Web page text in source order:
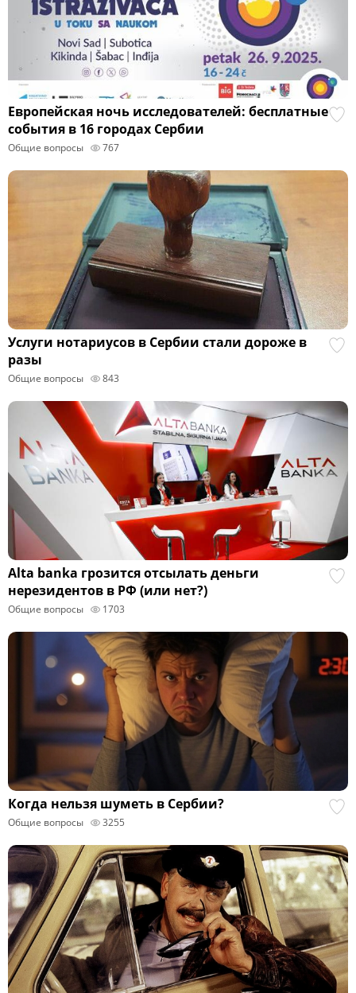
Европейская ночь исследователей: бесплатные
события в 16 городах Сербии
Общие вопросы 767
Услуги нотариусов в Сербии стали дороже в
разы
Общие вопросы 843
Alta banka грозится отсылать деньги
нерезидентов в РФ (или нет?)
Общие вопросы 1703
Когда нельзя шуметь в Сербии?
Общие вопросы 3255